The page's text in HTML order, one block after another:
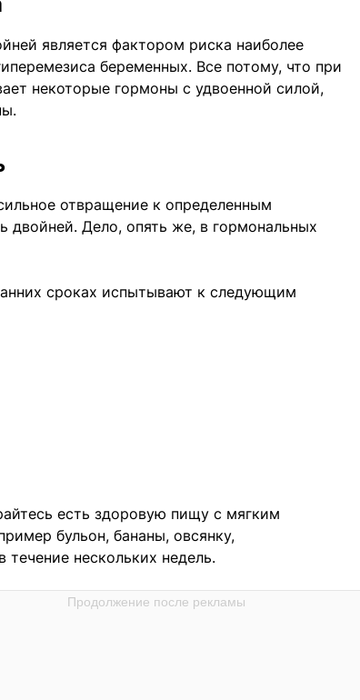
является фактором риска наиболее
беременных. Все потому, что при
некоторые гормоны с удвоенной силой,
отвращение к определенным
двойней. Дело, опять же, в гормональных
сроках испытывают к следующим
есть здоровую пищу с мягким
бульон, бананы, овсянку,
нескольких недель.